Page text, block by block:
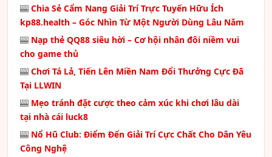
🎰 Chia Sẻ Cẩm Nang Giải Trí Trực Tuyến Hữu Ích
kp88.health – Góc Nhìn Từ Một Người Dùng Lâu Năm
🎰 Nạp thẻ QQ88 siêu hời – Cơ hội nhân đôi niềm vui
cho game thủ
🎰 Chơi Tá Lả, Tiến Lên Miền Nam Đổi Thưởng Cực Đã
Tại LLWIN
🎰 Mẹo tránh đặt cược theo cảm xúc khi chơi lâu dài
tại nhà cái luck8
🎰 Nổ Hũ Club: Điểm Đến Giải Trí Cực Chất Cho Dân Yêu
Công Nghệ